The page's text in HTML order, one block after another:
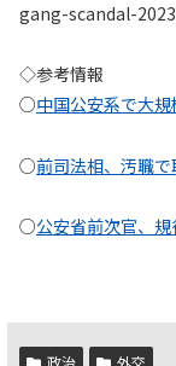
gang-scandal-
◇参考情報
○中国公安系で大
○前司法相、汚職
○公安省前次官、
政治 外交